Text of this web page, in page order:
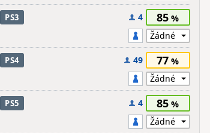
PS3 4 85
PS4 49 77
PS5 4 85